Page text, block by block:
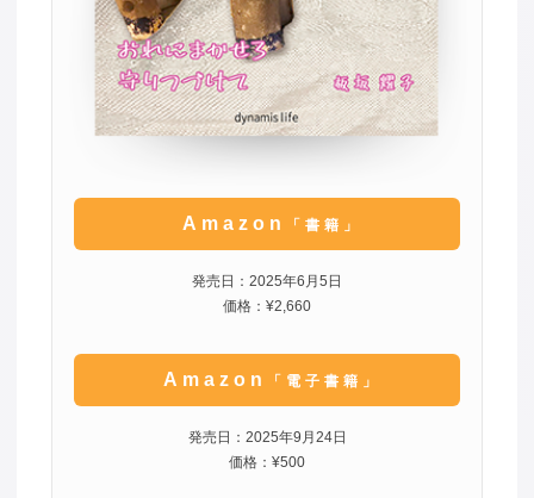
Amazon 「書籍」
発売日：2025年6月5日
価格：¥2,660
Amazon 「電子書籍」
発売日：2025年9月24日
価格：¥500